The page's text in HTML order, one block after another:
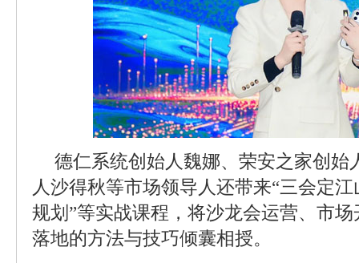
德仁系统创始人魏娜、荣安之家创始
人沙得秋等市场领导人还带来“三会定江
规划”等实战课程，将沙龙会运营、市
落地的方法与技巧倾囊相授。